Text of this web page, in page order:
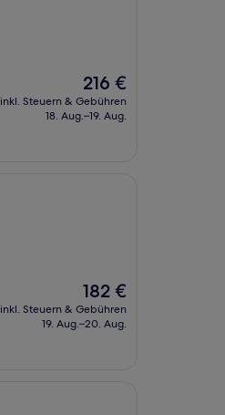
Der
Preis
beträgt
216 €
inkl. Steuern & Gebühren
18. Aug.–19. Aug.
Der
Preis
beträgt
182 €
inkl. Steuern & Gebühren
19. Aug.–20. Aug.